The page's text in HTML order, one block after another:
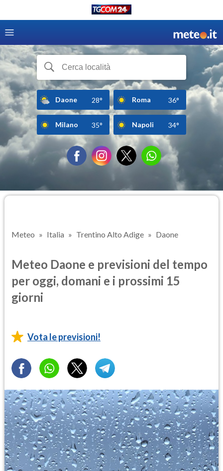
Daone 28° Roma 36°
Milano 35° Napoli 34°
Meteo Italia Trentino Alto Adige Daone
Meteo Daone e previsioni del tempo
per oggi, domani e i prossimi 15
giorni
Vota le previsioni!